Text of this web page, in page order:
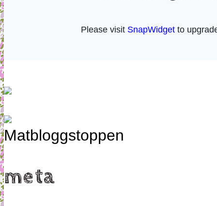
meta